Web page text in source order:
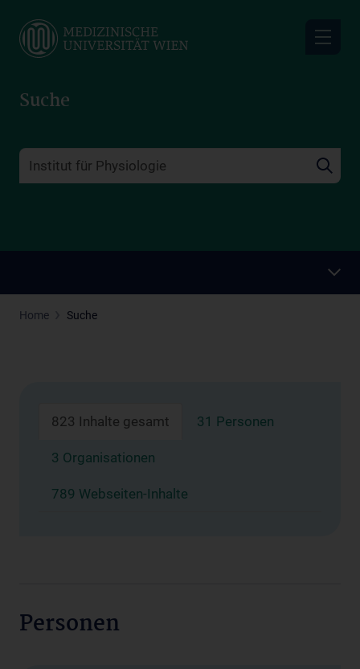
main
Suche
Home Suche
823 Inhalte gesamt 31 Personen
3 Organisationen
789 Webseiten-Inhalte
Personen